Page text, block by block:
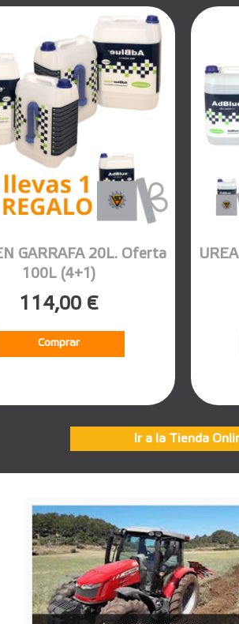
GARRAFA 20L. Oferta
100L (4+1)
114,00 €
Comprar
Ir a la Tienda